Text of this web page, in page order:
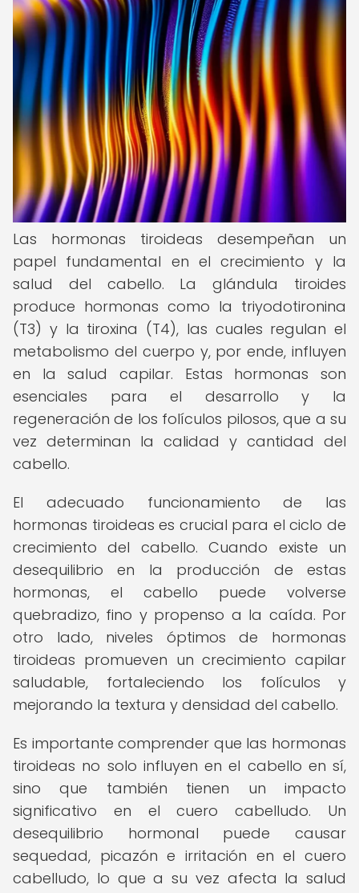
Las hormonas tiroideas desempeñan un
papel fundamental en el crecimiento y la
salud del cabello. La glándula tiroides
produce hormonas como la triyodotironina
(T3) y la tiroxina (T4), las cuales regulan el
metabolismo del cuerpo y, por ende, influyen
en la salud capilar. Estas hormonas son
esenciales para el desarrollo y la
regeneración de los folículos pilosos, que a su
vez determinan la calidad y cantidad del
cabello.
El adecuado funcionamiento de las
hormonas tiroideas es crucial para el ciclo de
crecimiento del cabello. Cuando existe un
desequilibrio en la producción de estas
hormonas, el cabello puede volverse
quebradizo, fino y propenso a la caída. Por
otro lado, niveles óptimos de hormonas
tiroideas promueven un crecimiento capilar
saludable, fortaleciendo los folículos y
mejorando la textura y densidad del cabello.
Es importante comprender que las hormonas
tiroideas no solo influyen en el cabello en sí,
sino que también tienen un impacto
significativo en el cuero cabelludo. Un
desequilibrio hormonal puede causar
sequedad, picazón e irritación en el cuero
cabelludo, lo que a su vez afecta la salud